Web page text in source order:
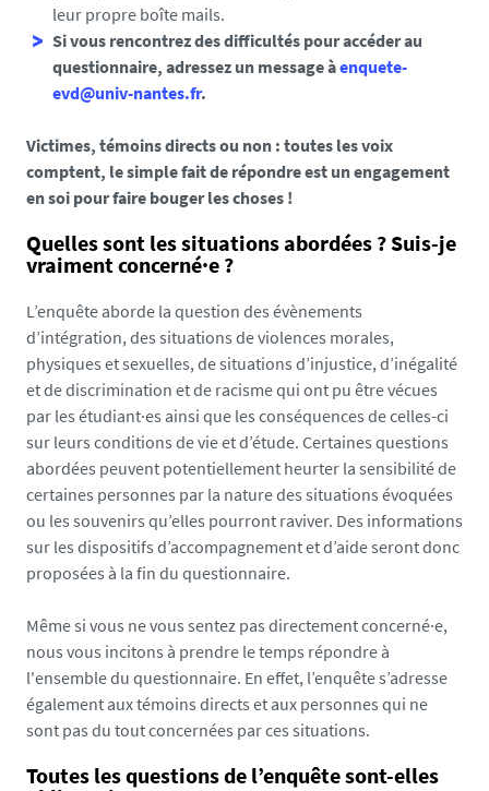
m
e
d
a
/
p
h
o
t
o
/
2
0
2
6
e
n
q
u
e
e
leur propre boîte mails.
Si vous rencontrez des difficultés pour accéder au
questionnaire, adressez un message àenquete-
evd@univ-nantes.fr.
Victimes, témoins directs ou non : toutes les voix
comptent, le simple fait de répondre est un engagement
en soi pour faire bouger les choses !
Quelles sont les situations abordées ? Suis-je
vraiment concerné·e ?
L’enquête aborde la question des évènements
d’intégration, des situations de violences morales,
physiques et sexuelles, de situations d’injustice, d’inégalité
et de discrimination et de racisme qui ont pu être vécues
par les étudiant·es ainsi que les conséquences de celles-ci
sur leurs conditions de vie et d’étude. Certaines questions
abordées peuvent potentiellement heurter la sensibilité de
certaines personnes par la nature des situations évoquées
ou les souvenirs qu’elles pourront raviver. Des informations
sur les dispositifs d’accompagnement et d’aide seront donc
proposées à la fin du questionnaire.
Même si vous ne vous sentez pas directement concerné·e,
nous vous incitons à prendre le temps répondre à
l'ensemble du questionnaire. En effet, l’enquête s’adresse
également aux témoins directs et aux personnes qui ne
sont pas du tout concernées par ces situations.
Toutes les questions de l’enquête sont-elles